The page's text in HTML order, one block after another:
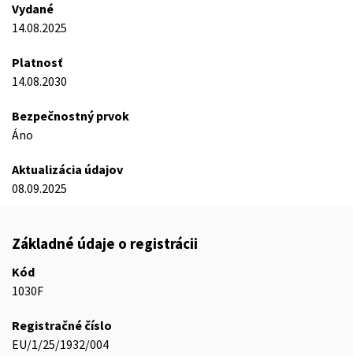
Vydané
14.08.2025
Platnosť
14.08.2030
Bezpečnostný prvok
Áno
Aktualizácia údajov
08.09.2025
Základné údaje o registrácii
Kód
1030F
Registračné číslo
EU/1/25/1932/004